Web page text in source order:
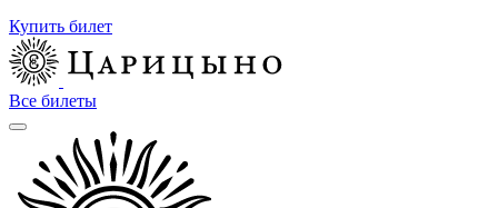
Купить билет
Все билеты